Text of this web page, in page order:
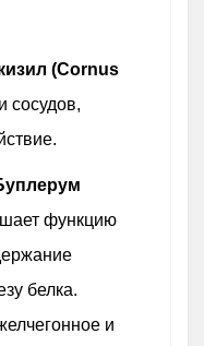
(Cornus
сосудов,
функцию
белка.
и